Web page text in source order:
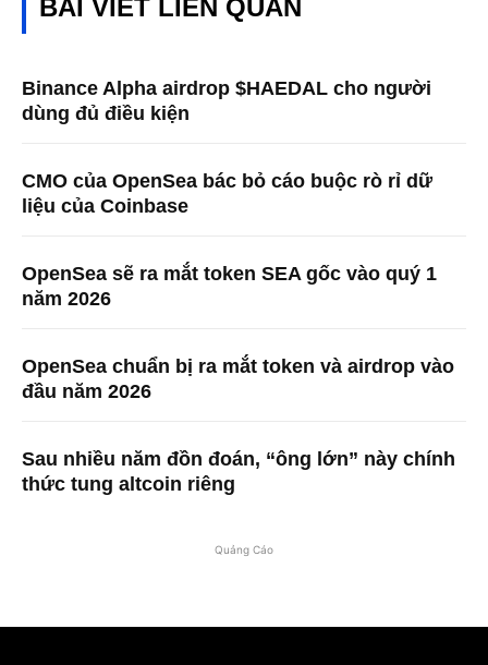
BÀI VIẾT LIÊN QUAN
Binance Alpha airdrop $HAEDAL cho người
dùng đủ điều kiện
CMO của OpenSea bác bỏ cáo buộc rò rỉ dữ
liệu của Coinbase
OpenSea sẽ ra mắt token SEA gốc vào quý 1
năm 2026
OpenSea chuẩn bị ra mắt token và airdrop vào
đầu năm 2026
Sau nhiều năm đồn đoán, “ông lớn” này chính
thức tung altcoin riêng
Quảng Cáo